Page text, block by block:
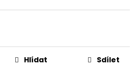
Hlídat Sdílet